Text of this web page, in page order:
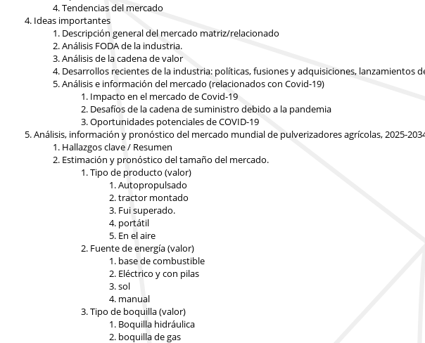
Tendencias del mercado
Ideas importantes
Descripción general del mercado matriz/relacionado
Análisis FODA de la industria.
Análisis de la cadena de valor
Desarrollos recientes de la industria: políticas, fusiones y adquisiciones, lanzamientos
Análisis e información del mercado (relacionados con Covid-19)
Impacto en el mercado de Covid-19
Desafíos de la cadena de suministro debido a la pandemia
Oportunidades potenciales de COVID-19
Análisis, información y pronóstico del mercado mundial de pulverizadores agrícolas, 2025-
Hallazgos clave / Resumen
Estimación y pronóstico del tamaño del mercado.
Tipo de producto (valor)
Autopropulsado
tractor montado
Fui superado.
portátil
En el aire
Fuente de energía (valor)
base de combustible
Eléctrico y con pilas
sol
manual
Tipo de boquilla (valor)
Boquilla hidráulica
boquilla de gas